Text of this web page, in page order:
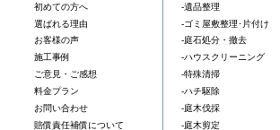
初めての方へ
選ばれる理由
お客様の声
施工事例
ご意見・ご感想
料金プラン
お問い合わせ
賠償責任補償について
-遺品整理
-ゴミ屋敷整理･片付け
-庭石処分・撤去
-ハウスクリーニング
-特殊清掃
-ハチ駆除
-庭木伐採
-庭木剪定